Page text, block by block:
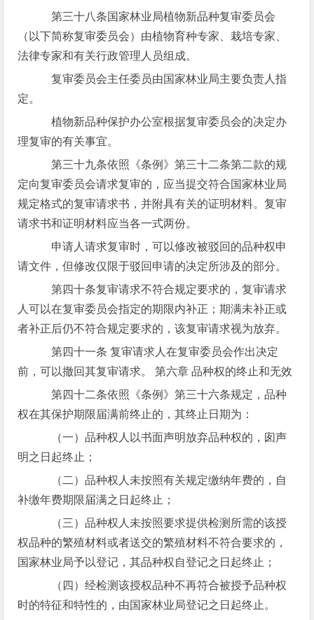
第三十八条国家林业局植物新品种复审委员会
（以下简称复审委员会）由植物育种专家、栽培专家、
法律专家和有关行政管理人员组成。
复审委员会主任委员由国家林业局主要负责人指
定。
植物新品种保护办公室根据复审委员会的决定办
理复审的有关事宜。
第三十九条依照《条例》第三十二条第二款的规
定向复审委员会请求复审的，应当提交符合国家林业局
规定格式的复审请求书，并附具有关的证明材料。复审
请求书和证明材料应当各一式两份。
申请人请求复审时，可以修改被驳回的品种权申
请文件，但修改仅限于驳回申请的决定所涉及的部分。
第四十条复审请求不符合规定要求的，复审请求
人可以在复审委员会指定的期限内补正；期满未补正或
者补正后仍不符合规定要求的，该复审请求视为放弃。
第四十一条 复审请求人在复审委员会作出决定
前，可以撤回其复审请求。 第六章 品种权的终止和无效
第四十二条依照《条例》第三十六条规定，品种
权在其保护期限届满前终止的，其终止日期为：
（一）品种权人以书面声明放弃品种权的，囱声
明之日起终止；
（二）品种权人未按照有关规定缴纳年费的，自
补缴年费期限届满之日起终止；
（三）品种权人未按照要求提供检测所需的该授
权品种的繁殖材料或者送交的繁殖材料不符合要求的，
国家林业局予以登记，其品种权自登记之日起终止；
（四）经检测该授权品种不再符合被授予品种权
时的特征和特性的，由国家林业局登记之日起终止。